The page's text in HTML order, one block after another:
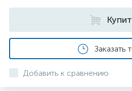
Заказать
Добавить к сравнению